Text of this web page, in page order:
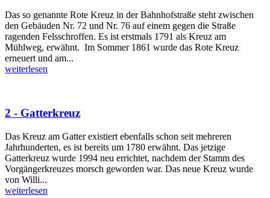
Das so genannte Rote Kreuz in der Bahnhofstraße steht zwischen
den Gebäuden Nr. 72 und Nr. 76 auf einem gegen die Straße
ragenden Felsschrof­fen. Es ist erstmals 1791 als Kreuz am
Mühlweg, erwähnt. Im Sommer 1861 wurde das Rote Kreuz
erneuert und am...
weiterlesen
2 - Gatterkreuz
Das Kreuz am Gatter existiert ebenfalls schon seit mehreren
Jahrhunderten, es ist bereits um 1780 erwähnt. Das jetzige
Gatterkreuz wurde 1994 neu errichtet, nachdem der Stamm des
Vorgängerkreuzes morsch geworden war. Das neue Kreuz wurde
von Willi...
weiterlesen